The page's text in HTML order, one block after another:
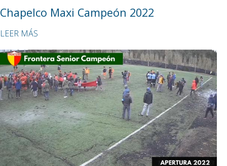
Chapelco Maxi Campeón 2022
LEER MÁS